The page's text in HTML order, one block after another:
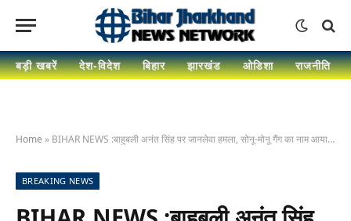
बड़ी खबरें देश-विदेश बिहार झारखंड ओडिशा राजनीति
Home » BIHAR NEWS :बाहुबली अनंत सिंह पर जानलेवा हमला, सोनू-मोनू गैंग का नाम आया सामने, पुलिस जांच में जुटी
BREAKING NEWS